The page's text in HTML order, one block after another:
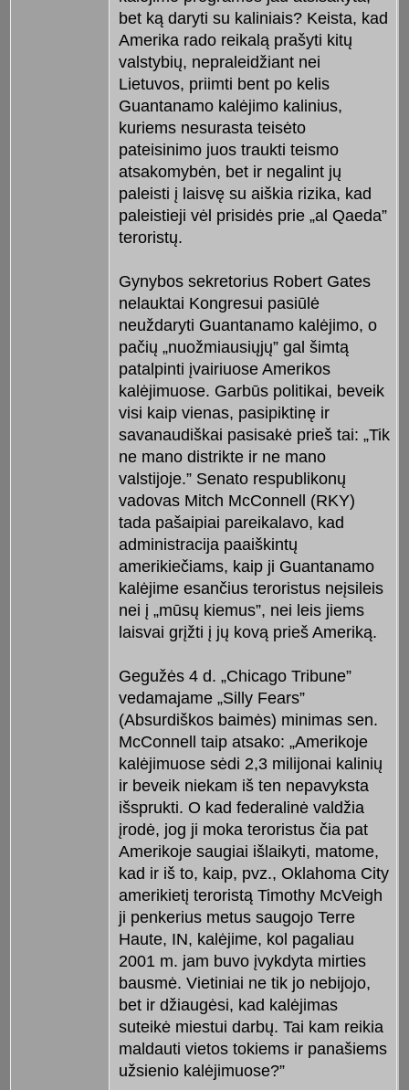
bet ką daryti su kaliniais? Keista, kad
Amerika rado reikalą prašyti kitų
valstybių, nepraleidžiant nei
Lietuvos, priimti bent po kelis
Guantanamo kalėjimo kalinius,
kuriems nesurasta teisėto
pateisinimo juos traukti teismo
atsakomybėn, bet ir negalint jų
paleisti į laisvę su aiškia rizika, kad
paleistieji vėl prisidės prie „al Qaeda”
teroristų.
Gynybos sekretorius Robert Gates
nelauktai Kongresui pasiūlė
neuždaryti Guantanamo kalėjimo, o
pačių „nuožmiausiųjų” gal šimtą
patalpinti įvairiuose Amerikos
kalėjimuose. Garbūs politikai, beveik
visi kaip vienas, pasipiktinę ir
savanaudiškai pasisakė prieš tai: „Tik
ne mano distrikte ir ne mano
valstijoje.” Senato respublikonų
vadovas Mitch McConnell (RKY)
tada pašaipiai pareikalavo, kad
administracija paaiškintų
amerikiečiams, kaip ji Guantanamo
kalėjime esančius teroristus neįsileis
nei į „mūsų kiemus”, nei leis jiems
laisvai grįžti į jų kovą prieš Ameriką.
Gegužės 4 d. „Chicago Tribune”
vedamajame „Silly Fears”
(Absurdiškos baimės) minimas sen.
McConnell taip atsako: „Amerikoje
kalėjimuose sėdi 2,3 milijonai kalinių
ir beveik niekam iš ten nepavyksta
išsprukti. O kad federalinė valdžia
įrodė, jog ji moka teroristus čia pat
Amerikoje saugiai išlaikyti, matome,
kad ir iš to, kaip, pvz., Oklahoma City
amerikietį teroristą Timothy McVeigh
ji penkerius metus saugojo Terre
Haute, IN, kalėjime, kol pagaliau
2001 m. jam buvo įvykdyta mirties
bausmė. Vietiniai ne tik jo nebijojo,
bet ir džiaugėsi, kad kalėjimas
suteikė miestui darbų. Tai kam reikia
maldauti vietos tokiems ir panašiems
užsienio kalėjimuose?”